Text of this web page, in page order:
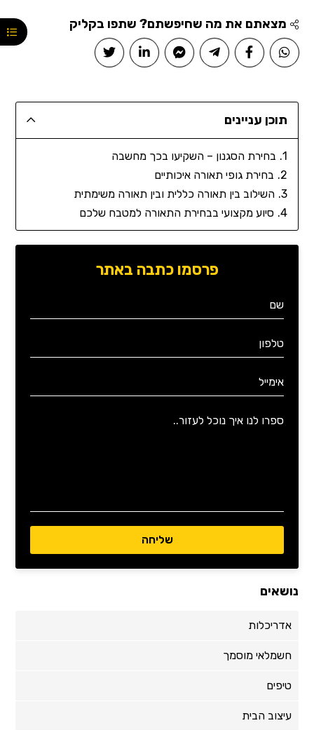
מצאתם את מה שחיפשתם? שתפו בקליק
תוכן עניינים
בחירת הסגנון – השקיעו בכך מחשבה
בחירת גופי תאורה איכותיים
השילוב בין תאורה כללית ובין תאורה משימתית
סיוע מקצועי בבחירת התאורה למטבח שלכם
פרסמו כתבה באתר
נושאים
אדריכלות
חשמלאי מוסמך
טיפים
עיצוב הבית